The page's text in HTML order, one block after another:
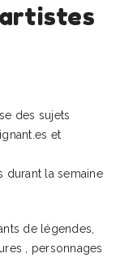
des sujets
et
durant la semaine
de légendes,
, personnages